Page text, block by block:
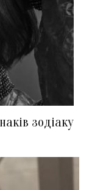
зодіаку